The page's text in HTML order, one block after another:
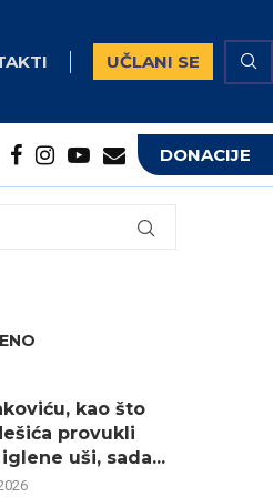
UČLANI SE
DONACIJE
kao što
provukli
uši, sada...